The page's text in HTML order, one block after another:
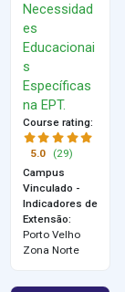
Necessidad
es
Educacionai
s
Específicas
na EPT.
Course rating:
5.0
(29)
Campus
Vinculado -
Indicadores de
Extensão:
Porto Velho
Zona Norte